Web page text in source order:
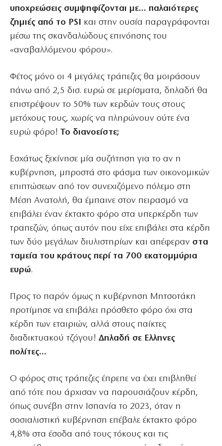
υποχρεώσεις συμψηφίζονται με… παλαιότερες
ζημιές από το PSI
και στην ουσία παραγράφονται
μέσω της σκανδαλώδους επινόησης του
«αναβαλλόμενου φόρου».
Φέτος μόνο οι 4 μεγάλες τράπεζες θα μοιράσουν
πάνω από 2,5 δισ. ευρώ σε μερίσματα, δηλαδή θα
επιστρέψουν το 50% των κερδών τους στους
μετόχους τους, χωρίς να πληρώνουν ούτε ένα
ευρώ φόρο! Το διανοείστε;
Εσχάτως ξεκίνησε μία συζήτηση για το αν η
κυβέρνηση, μπροστά στο φάσμα των οικονομικών
επιπτώσεων από τον συνεχιζόμενο πόλεμο στη
Μέση Ανατολή, θα έμπαινε στον πειρασμό να
επιβάλει έναν έκτακτο φόρο στα υπερκέρδη των
τραπεζών, όπως αυτόν που είχε επιβάλει στα κέρδη
των δύο μεγάλων διυλιστηρίων και απέφεραν στα
ταμεία του κράτους περί τα 700 εκατομμύρια
ευρώ.
Προς το παρόν όμως η κυβέρνηση Μητσοτάκη
προτίμησε να επιβάλει πρόσθετο φόρο όχι στα
κέρδη των εταιριών, αλλά στους παίκτες
διαδικτυακού τζόγου! Δηλαδή σε Ελληνες
πολίτες…
Ο φόρος στις τράπεζες έπρεπε να έχει επιβληθεί
από τότε που άρχισαν να παρουσιάζουν κέρδη,
όπως συνέβη στην Ισπανία το 2023, όταν η
σοσιαλιστική κυβέρνηση επέβαλε έκτακτο φόρο
4,8% στα έσοδα από τους τόκους και τις